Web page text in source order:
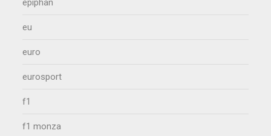
eu
euro
eurosport
f1
f1 monza